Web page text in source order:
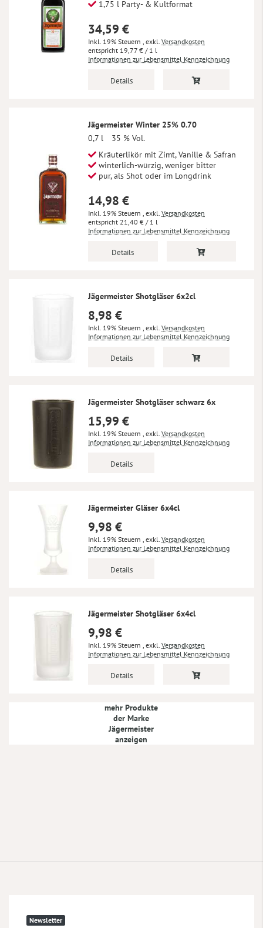
1,75 l Party- & Kultformat
34,59 €
Inkl. 19% Steuern , exkl. Versandkosten
19,77 € / 1 l
Informationen zur Lebensmittel Kennzeichnung
Details
Jägermeister Winter 25% 0.70
0,7 l
35 % Vol.
Kräuterlikör mit Zimt, Vanille & Safran
winterlich-würzig, weniger bitter
pur, als Shot oder im Longdrink
14,98 €
Inkl. 19% Steuern , exkl. Versandkosten
21,40 € / 1 l
Informationen zur Lebensmittel Kennzeichnung
Details
Jägermeister Shotgläser 6x2cl
8,98 €
Inkl. 19% Steuern , exkl. Versandkosten
Informationen zur Lebensmittel Kennzeichnung
Details
Jägermeister Shotgläser schwarz 6x
15,99 €
Inkl. 19% Steuern , exkl. Versandkosten
Informationen zur Lebensmittel Kennzeichnung
Details
Jägermeister Gläser 6x4cl
9,98 €
Inkl. 19% Steuern , exkl. Versandkosten
Informationen zur Lebensmittel Kennzeichnung
Details
Jägermeister Shotgläser 6x4cl
9,98 €
Inkl. 19% Steuern , exkl. Versandkosten
Informationen zur Lebensmittel Kennzeichnung
Details
mehr Produkte
der Marke
Jägermeister
anzeigen
Newsletter